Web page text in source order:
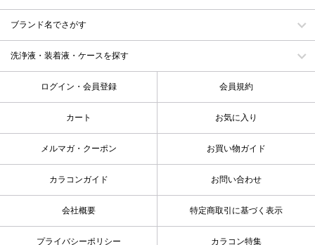
ブランド名でさがす
洗浄液・装着液・ケースを探す
ログイン・会員登録 会員規約
カート お気に入り
メルマガ・クーポン お買い物ガイド
カラコンガイド お問い合わせ
会社概要 特定商取引に基づく表示
プライバシーポリシー カラコン特集